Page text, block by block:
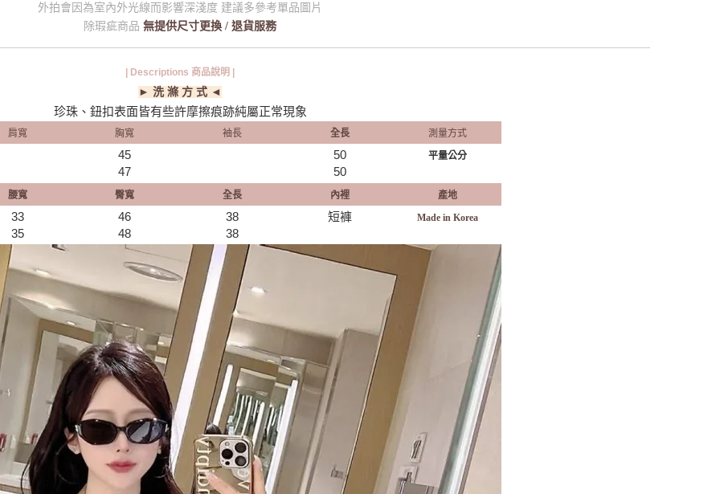
外拍會因為室內外光線而影響深淺度 建議多參考單品圖片
除瑕疵商品 無提供尺寸更換 / 退貨服務
| Descriptions 商品說明 |
► 洗 滌 方 式 ◄
珍珠、鈕扣表面皆有些許摩擦痕跡純屬正常現象
肩寬 胸寬 袖長 全長
測量方式
45
47
50
50
平量公分
腰寬 臀寬 全長 內裡
產地
33
35
46
48
38
38
短褲 Made in Korea